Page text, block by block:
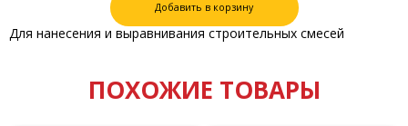
Добавить в корзину
Для нанесения и выравнивания строительных смесей
ПОХОЖИЕ ТОВАРЫ